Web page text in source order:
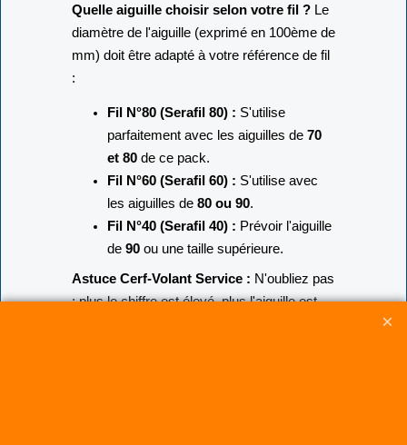
Quelle aiguille choisir selon votre fil ? Le
diamètre de l'aiguille (exprimé en 100ème de
mm) doit être adapté à votre référence de fil
:
Fil N°80 (Serafil 80) : S'utilise
parfaitement avec les aiguilles de 70
et 80de ce pack.
Fil N°60 (Serafil 60) : S'utilise avec
les aiguilles de 80 ou 90.
Fil N°40 (Serafil 40) : Prévoir l'aiguille
de 90ou une taille supérieure.
Astuce Cerf-Volant Service : N'oubliez pas
: plus le chiffre est élevé, plus l'aiguille est